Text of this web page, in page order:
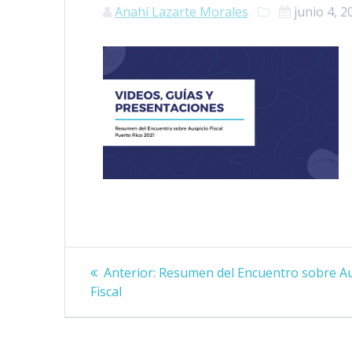
Anahí Lazarte Morales junio 4,
Navegación
de
Anterior: Post
Resumen del Encuentro sobre
Fiscal